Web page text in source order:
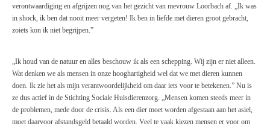
verontwaardiging en afgrijzen nog van het gezicht van mevrouw Loorbach af. „Ik was
in shock, ik ben dat nooit meer vergeten! Ik ben in liefde met dieren groot gebracht,
zoiets kon ik niet begrijpen.”
„Ik houd van de natuur en alles beschouw ik als een schepping. Wij zijn er niet alleen.
Wat denken we als mensen in onze hooghartigheid wel dat we met dieren kunnen
doen. Ik zie het als mijn verantwoordelijkheid om daar iets voor te betekenen.” Nu is
ze dus actief in de Stichting Sociale Huisdierenzorg. „Mensen komen steeds meer in
de problemen, mede door de crisis. Als een dier moet worden afgestaan aan het asiel,
moet daarvoor afstandsgeld betaald worden. Veel te vaak kiezen mensen er voor om